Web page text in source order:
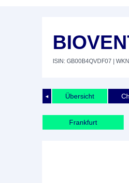
ISIN: GB00B4QVDF07 |
◄ Übersicht
Frankfurt